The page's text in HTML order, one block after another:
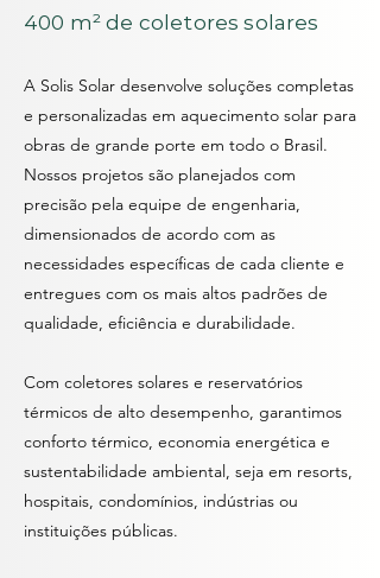
400 m² de coletores solares
A Solis Solar desenvolve soluções completas
e personalizadas em aquecimento solar para
obras de grande porte em todo o Brasil.
Nossos projetos são planejados com
precisão pela equipe de engenharia,
dimensionados de acordo com as
necessidades específicas de cada cliente e
entregues com os mais altos padrões de
qualidade, eficiência e durabilidade.
Com coletores solares e reservatórios
térmicos de alto desempenho, garantimos
conforto térmico, economia energética e
sustentabilidade ambiental, seja em resorts,
hospitais, condomínios, indústrias ou
instituições públicas.